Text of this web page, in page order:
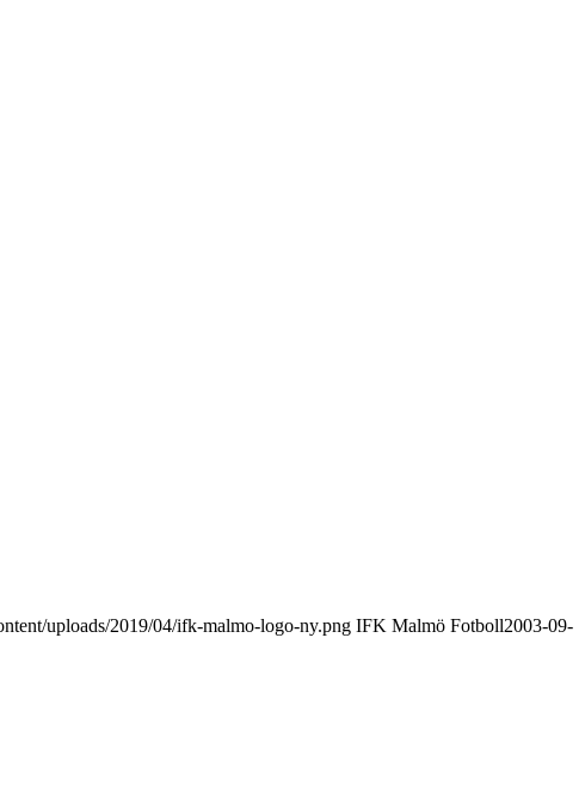
uploads/2019/04/ifk-malmo-logo-ny.png IFK Malmö Fotboll2003-09-